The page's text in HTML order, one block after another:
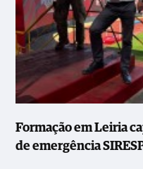
Formação em Leiria
de emergência